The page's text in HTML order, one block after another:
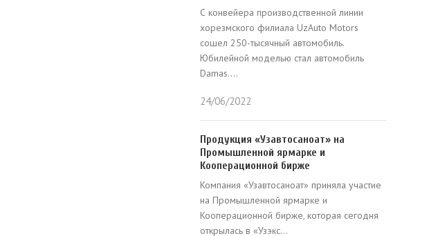
С конвейера производственной линии
хорезмского филиала UzAuto Motors
сошел 250-тысячный автомобиль.
Юбилейной моделью стал автомобиль
Damas....
24/06/2022
Продукция «Узавтосаноат» на
Промышленной ярмарке и
Кооперационной бирже
Компания «Узавтосаноат» приняла участие
на Промышленной ярмарке и
Кооперационной бирже, которая сегодня
открылась в «Узэкс...